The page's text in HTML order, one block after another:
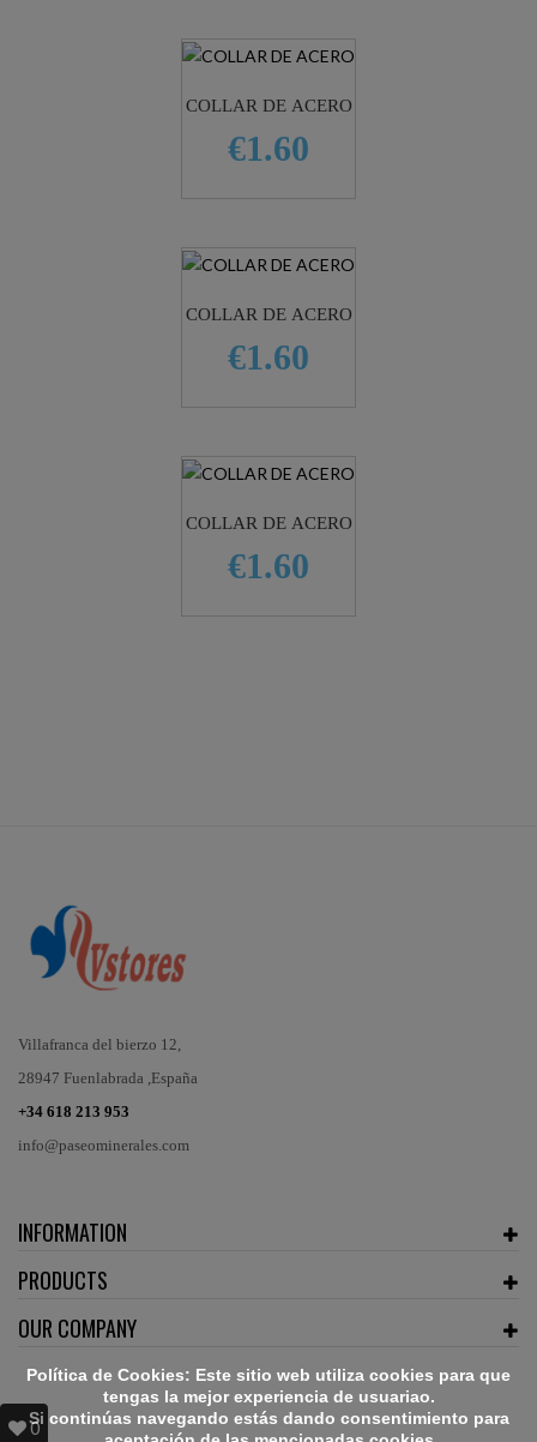
COLLAR DE ACERO
€1.60
COLLAR DE ACERO
€1.60
COLLAR DE ACERO
€1.60
Villafranca del bierzo 12,
28947 Fuenlabrada ,España
+34 618 213 953
info@paseominerales.com
INFORMATION
PRODUCTS
OUR COMPANY
Política de Cookies: Este sitio web utiliza cookies para que
tengas la mejor experiencia de usuariao.
Si continúas navegando estás dando consentimiento para
0